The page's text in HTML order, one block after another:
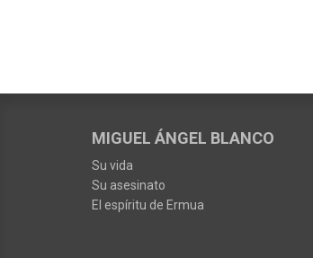
MIGUEL ÁNGEL BLANCO
Su vida
Su asesinato
El espíritu de Ermua